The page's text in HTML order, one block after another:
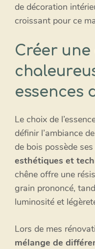
de décoration
croissant pour ce
Créer
essences
Le choix de
définir l’ambiance
de bois possède
esthétiques et
chêne offre une
grain prononcé,
luminosité et
Lors de mes
mélange de